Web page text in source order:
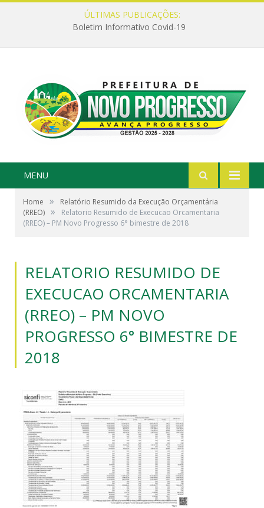
ÚLTIMAS PUBLICAÇÕES:
Boletim Informativo Covid-19
MENU
Home »
Relatório Resumido da Execução Orçamentária
(RREO) »
Relatorio Resumido de Execucao Orcamentaria
(RREO) – PM Novo Progresso 6° bimestre de 2018
RELATORIO RESUMIDO DE
EXECUCAO ORCAMENTARIA
(RREO) – PM NOVO
PROGRESSO 6° BIMESTRE DE
2018